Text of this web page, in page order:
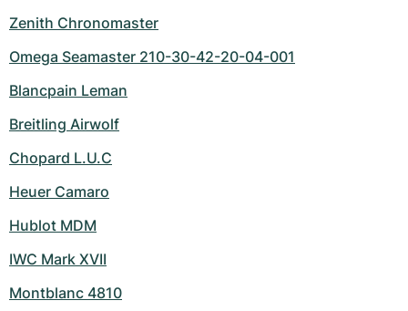
Zenith Chronomaster
Omega Seamaster 210-30-42-20-04-001
Blancpain Leman
Breitling Airwolf
Chopard L.U.C
Heuer Camaro
Hublot MDM
IWC Mark XVII
Montblanc 4810